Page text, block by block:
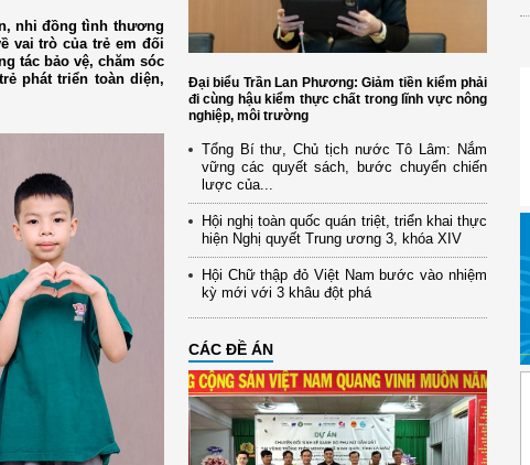
nhi đồng tình thương
vai trò của trẻ em đối
tác bảo vệ, chăm sóc
phát triển toàn diện,
Đại biểu Trần Lan Phương: Giảm tiền kiểm phải
đi cùng hậu kiểm thực chất trong lĩnh vực nông
nghiệp, môi trường
Tổng Bí thư, Chủ tịch nước Tô Lâm: Nắm
vững các quyết sách, bước chuyển chiến
lược của...
Hội nghị toàn quốc quán triệt, triển khai thực
hiện Nghị quyết Trung ương 3, khóa XIV
Hội Chữ thập đỏ Việt Nam bước vào nhiệm
kỳ mới với 3 khâu đột phá
CÁC ĐỀ ÁN